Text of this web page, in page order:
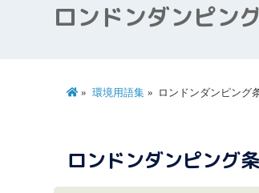
ロンドンダンピン
環境用語集 ロンドンダンピング
ロンドンダンピング